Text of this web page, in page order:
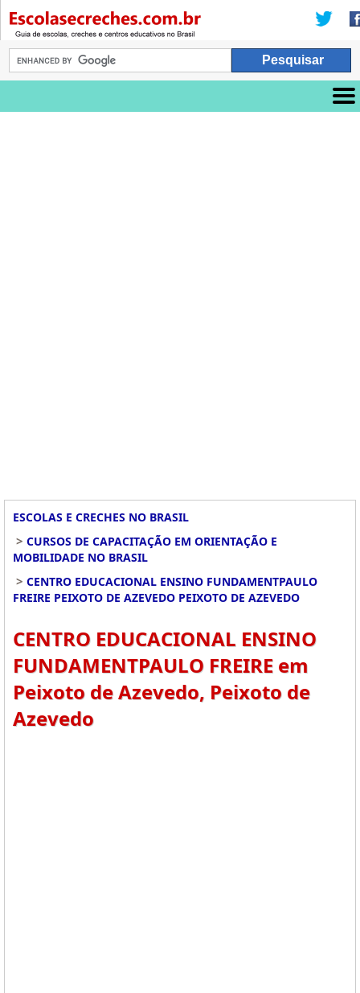
ESCOLAS E CRECHES NO BRASIL
> CURSOS DE CAPACITAÇÃO EM ORIENTAÇÃO E
MOBILIDADE NO BRASIL
> CENTRO EDUCACIONAL ENSINO FUNDAMENTPAULO
FREIRE PEIXOTO DE AZEVEDO PEIXOTO DE AZEVEDO
CENTRO EDUCACIONAL ENSINO
FUNDAMENTPAULO FREIRE em
Peixoto de Azevedo, Peixoto de
Azevedo